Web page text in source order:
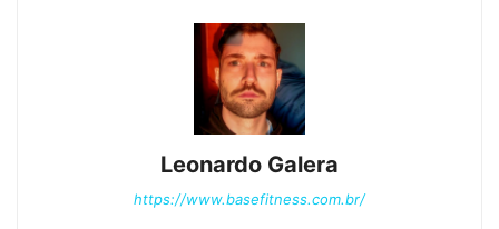
Texto relacionado: Descubra qual é o
melhor tipo de creatina
Últimas dicas
eficazmente, siga a dosagem recomendada